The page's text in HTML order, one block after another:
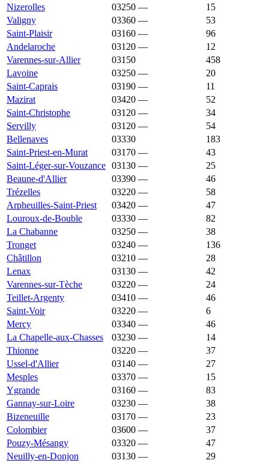
Nizerolles
03250 —
15
Valigny
03360 —
53
Saint-Plaisir
03160 —
96
Andelaroche
03120 —
12
Varennes-sur-Allier
03150
458
Lavoine
03250 —
20
Saint-Caprais
03190 —
11
Mazirat
03420 —
52
Saint-Christophe
03120 —
34
Servilly
03120 —
54
Bellenaves
03330
183
Saint-Priest-en-Murat
03170 —
43
Saint-Léger-sur-Vouzance 03130 —
25
Beaune-d'Allier
03390 —
46
Trézelles
03220 —
58
Arpheuilles-Saint-Priest
03420 —
47
Louroux-de-Bouble
03330 —
82
La Chabanne
03250 —
38
Tronget
03240 —
136
Châtillon
03210 —
28
Lenax
03130 —
42
Varennes-sur-Tèche
03220 —
24
Teillet-Argenty
03410 —
46
Saint-Voir
03220 —
6
Mercy
03340 —
46
La Chapelle-aux-Chasses
03230 —
14
Thionne
03220 —
37
Ussel-d'Allier
03140 —
27
Mesples
03370 —
15
Ygrande
03160 —
83
Gannay-sur-Loire
03230 —
38
Bizeneuille
03170 —
23
Colombier
03600 —
37
Pouzy-Mésangy
03320 —
47
Neuilly-en-Donjon
03130 —
29